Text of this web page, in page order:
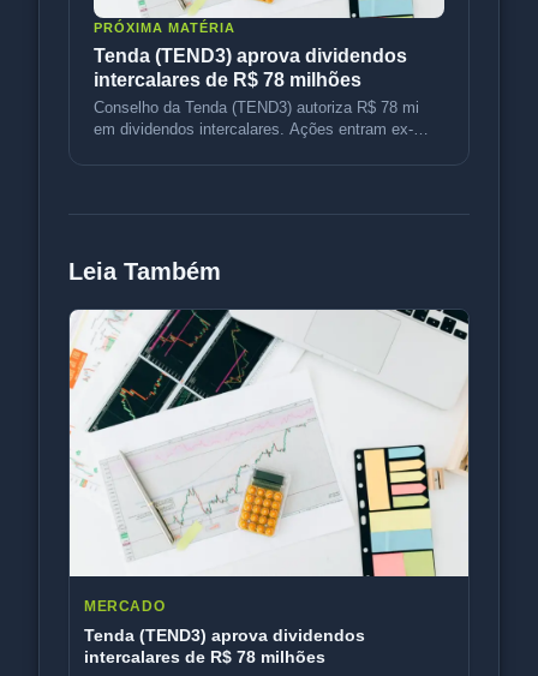
PRÓXIMA MATÉRIA
Tenda (TEND3) aprova dividendos
intercalares de R$ 78 milhões
Conselho da Tenda (TEND3) autoriza R$ 78 mi
em dividendos intercalares. Ações entram ex-
Leia Também
MERCADO
Tenda (TEND3) aprova dividendos
intercalares de R$ 78 milhões